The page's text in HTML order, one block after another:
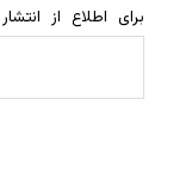
برای اطلاع از